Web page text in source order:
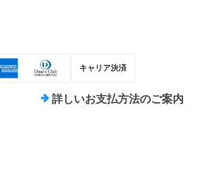
キャリア決済
詳しいお支払方法のご案内